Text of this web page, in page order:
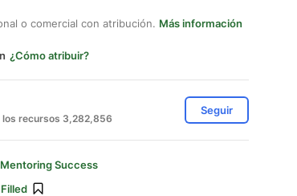
o comercial con atribución. Más información
¿Cómo atribuir?
los recursos 3,282,856
Seguir
Mentoring Success